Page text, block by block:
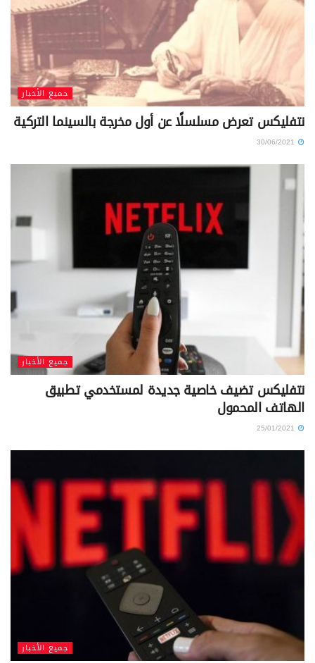
جميع الأخبار
نتفليكس تعرض مسلسلًا عن أول مخرجة بالسينما التركية
جميع الأخبار
نتفليكس تضيف خاصية جديدة لمستخدمي تطبيق
الهاتف المحمول
جميع الأخبار